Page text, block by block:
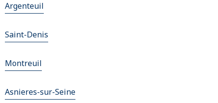
Argenteuil
Saint-Denis
Montreuil
Asnieres-sur-Seine